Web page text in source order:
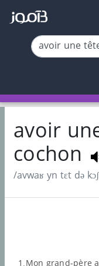
avoir
cochon
/avwaʁ yn tɛt də